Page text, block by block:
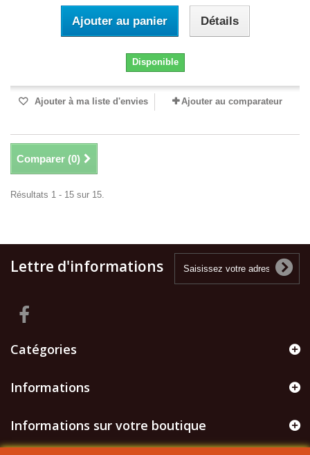
Ajouter au panier Détails
Disponible
Ajouter à ma liste d'envies Ajouter au comparateur
Comparer (0)
Résultats 1 - 15 sur 15.
Lettre d'informations
Catégories
Informations
Informations sur votre boutique